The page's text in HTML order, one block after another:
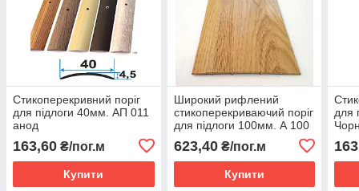
Стикоперекривний поріг
для підлоги 40мм. АП 011
анод
163,60 ₴/пог.м
Купити
Широкий рифлений
стикоперекриваючий поріг
для підлоги 100мм. А 100
623,40₴/пог.м
Купити
для